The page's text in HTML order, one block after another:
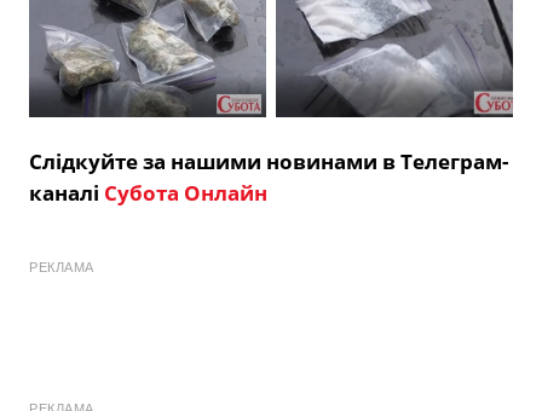
Слідкуйте за нашими новинами в Телеграм-
каналі Субота Онлайн
РЕКЛАМА